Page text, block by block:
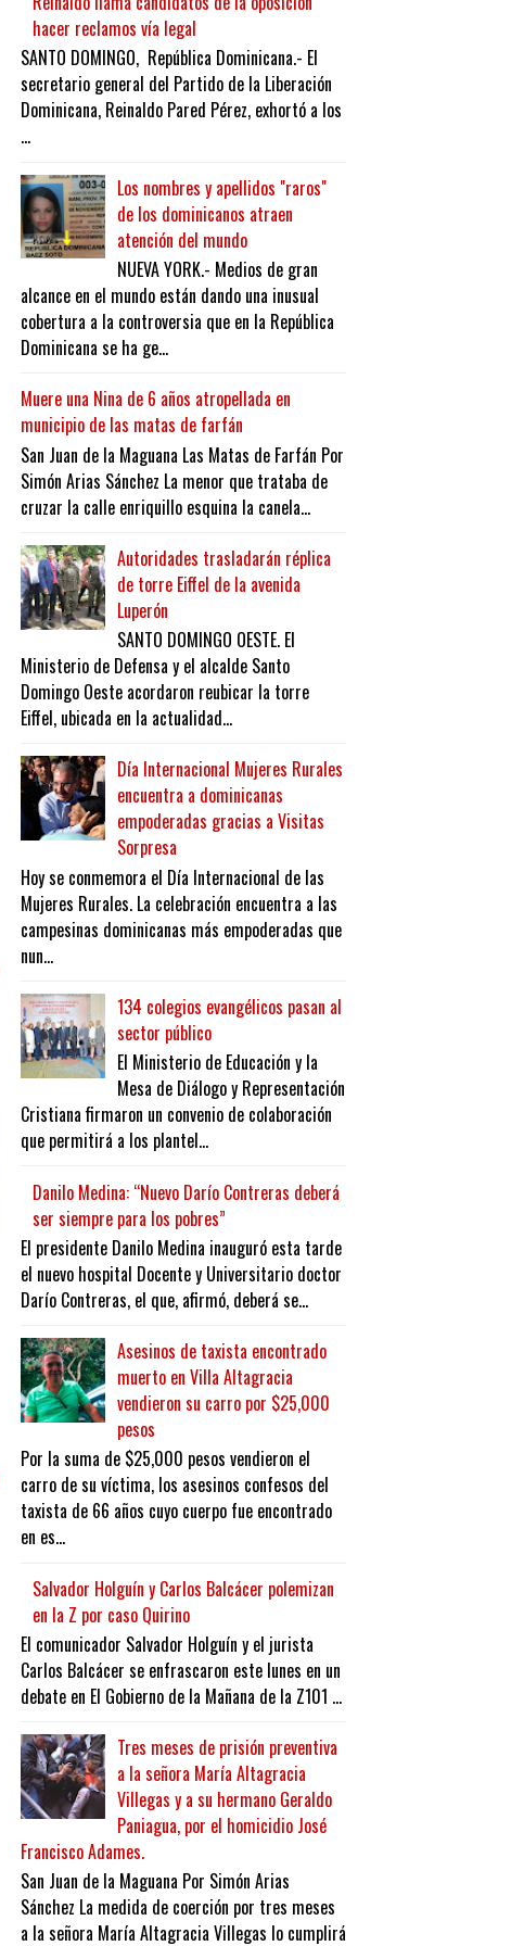
hacer reclamos vía legal
SANTO DOMINGO, República Dominicana.- El
secretario general del Partido de la Liberación
Dominicana, Reinaldo Pared Pérez, exhortó a los
...
Los nombres y apellidos "raros"
de los dominicanos atraen
atención del mundo
NUEVA YORK.- Medios de gran
alcance en el mundo están dando una inusual
cobertura a la controversia que en la República
Dominicana se ha ge...
Muere una Nina de 6 años atropellada en
municipio de las matas de farfán
San Juan de la Maguana Las Matas de Farfán Por
Simón Arias Sánchez La menor que trataba de
cruzar la calle enriquillo esquina la canela...
Autoridades trasladarán réplica
de torre Eiffel de la avenida
Luperón
SANTO DOMINGO OESTE. El
Ministerio de Defensa y el alcalde Santo
Domingo Oeste acordaron reubicar la torre
Eiffel, ubicada en la actualidad...
Día Internacional Mujeres Rurales
encuentra a dominicanas
empoderadas gracias a Visitas
Sorpresa
Hoy se conmemora el Día Internacional de las
Mujeres Rurales. La celebración encuentra a las
campesinas dominicanas más empoderadas que
nun...
134 colegios evangélicos pasan al
sector público
El Ministerio de Educación y la
Mesa de Diálogo y Representación
Cristiana firmaron un convenio de colaboración
que permitirá a los plantel...
Danilo Medina: “Nuevo Darío Contreras deberá
ser siempre para los pobres”
El presidente Danilo Medina inauguró esta tarde
el nuevo hospital Docente y Universitario doctor
Darío Contreras, el que, afirmó, deberá se...
Asesinos de taxista encontrado
muerto en Villa Altagracia
vendieron su carro por $25,000
pesos
Por la suma de $25,000 pesos vendieron el
carro de su víctima, los asesinos confesos del
taxista de 66 años cuyo cuerpo fue encontrado
en es...
Salvador Holguín y Carlos Balcácer polemizan
en la Z por caso Quirino
El comunicador Salvador Holguín y el jurista
Carlos Balcácer se enfrascaron este lunes en un
debate en El Gobierno de la Mañana de la Z101 ...
Tres meses de prisión preventiva
a la señora María Altagracia
Villegas y a su hermano Geraldo
Paniagua, por el homicidio José
Francisco Adames.
San Juan de la Maguana Por Simón Arias
Sánchez La medida de coerción por tres meses
a la señora María Altagracia Villegas lo cumplirá